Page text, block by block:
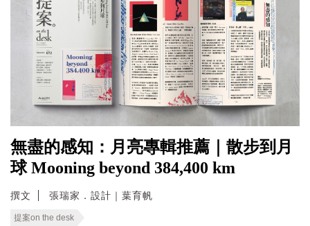
無盡的感知：月亮專輯推薦｜散步到月
球 Mooning beyond 384,400 km
撰文 張瑞家．設計｜葉育帆
提案on the desk